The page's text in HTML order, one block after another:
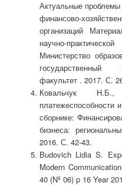
Актуальные проблемы
финансово-
организаций
научно-
Министерство
государственный
факультет . 2017. С.
Ковальчук
платежеспособности
сборнике:
бизнеса:
2016. С. 42-43.
Budovich Lidia S.
Modern
40 (Nº 06) p 16 Year